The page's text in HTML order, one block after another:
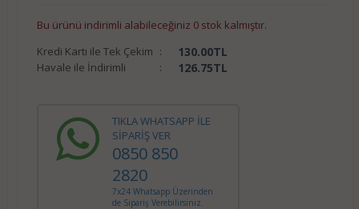
Bu ürünü indirimli alabileceğiniz 0 stok kalmıştır.
Kredi Kartı ile Tek Çekim : 130.00TL
Havale ile İndirimli : 126.75TL
TIKLA WHATSAPP İLE
SİPARİŞ VER
0850 850
2820
7x24 Whatsapp Üzerinden
de Sipariş Verebilirsiniz.